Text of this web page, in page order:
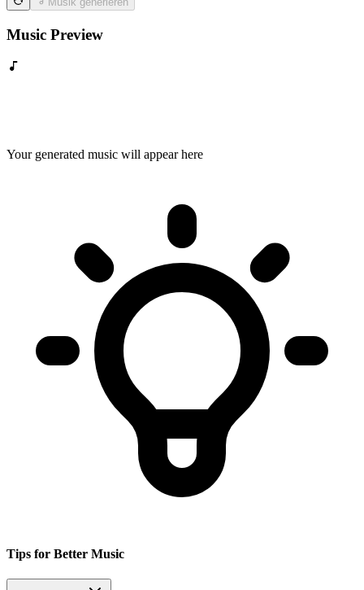
Music Preview
Your generated music will appear here
Tips for Better Music